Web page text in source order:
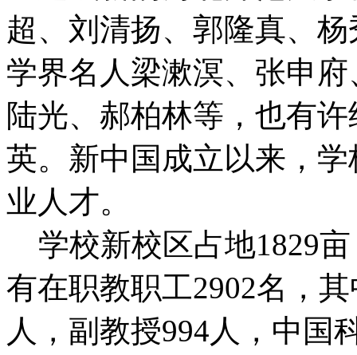
超、刘清扬、郭隆真、
学界名人梁漱溟、张申
陆光、郝柏林等，也有
英。新中国成立以来，
业人才。
学校新校区占地1829亩
有在职教职工2902名，
人，副教授994人，中国